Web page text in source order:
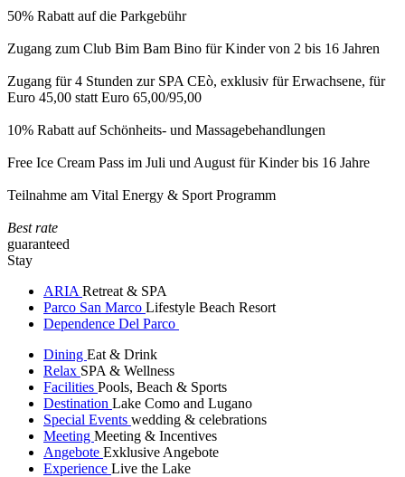
50% Rabatt auf die Parkgebühr
Zugang zum Club Bim Bam Bino für Kinder von 2 bis 16 Jahren
Zugang für 4 Stunden zur SPA CEò, exklusiv für Erwachsene, für
Euro 45,00 statt Euro 65,00/95,00
10% Rabatt auf Schönheits- und Massagebehandlungen
Free Ice Cream Pass im Juli und August für Kinder bis 16 Jahre
Teilnahme am Vital Energy & Sport Programm
Best rate
guaranteed
Stay
ARIA Retreat & SPA
Parco San Marco Lifestyle Beach Resort
Dependence Del Parco
Dining Eat & Drink
Relax SPA & Wellness
Facilities Pools, Beach & Sports
Destination Lake Como and Lugano
Special Events wedding & celebrations
Meeting Meeting & Incentives
Angebote Exklusive Angebote
Experience Live the Lake